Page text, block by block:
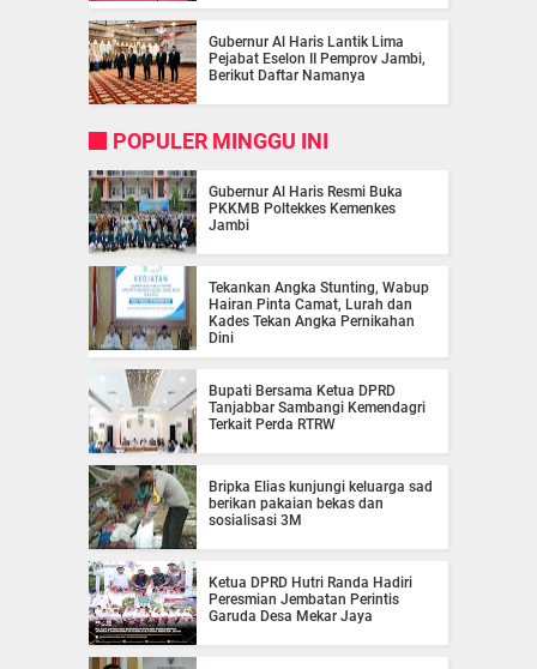
Gubernur Al Haris Lantik Lima
Pejabat Eselon II Pemprov Jambi,
Berikut Daftar Namanya
POPULER MINGGU INI
Gubernur Al Haris Resmi Buka
PKKMB Poltekkes Kemenkes
Jambi
Tekankan Angka Stunting, Wabup
Hairan Pinta Camat, Lurah dan
Kades Tekan Angka Pernikahan
Dini
Bupati Bersama Ketua DPRD
Tanjabbar Sambangi Kemendagri
Terkait Perda RTRW
Bripka Elias kunjungi keluarga sad
berikan pakaian bekas dan
sosialisasi 3M
Ketua DPRD Hutri Randa Hadiri
Peresmian Jembatan Perintis
Garuda Desa Mekar Jaya